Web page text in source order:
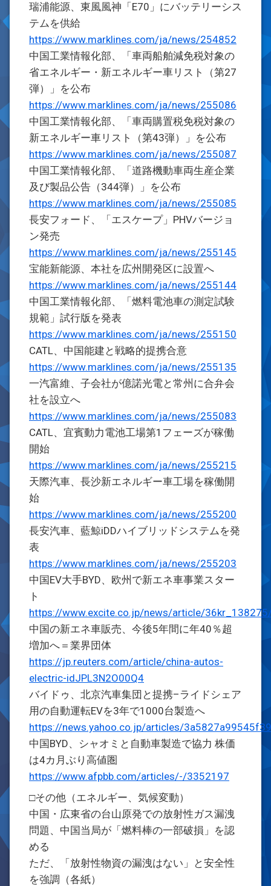
瑞浦能源、東風風神「E70」にバッテリーシス
テムを供給
https://www.marklines.com/ja/news/254852
中国工業情報化部、「車両船舶減免税対象の
省エネルギー・新エネルギー車リスト（第27
弾）」を公布
https://www.marklines.com/ja/news/255086
中国工業情報化部、「車両購置税免税対象の
新エネルギー車リスト（第43弾）」を公布
https://www.marklines.com/ja/news/255087
中国工業情報化部、「道路機動車両生産企業
及び製品公告（344弾）」を公布
https://www.marklines.com/ja/news/255085
長安フォード、「エスケープ」PHVバージョ
ン発売
https://www.marklines.com/ja/news/255145
宝能新能源、本社を広州開発区に設置へ
https://www.marklines.com/ja/news/255144
中国工業情報化部、「燃料電池車の測定試験
規範」試行版を発表
https://www.marklines.com/ja/news/255150
CATL、中国能建と戦略的提携合意
https://www.marklines.com/ja/news/255135
一汽富維、子会社が億諾光電と常州に合弁会
社を設立へ
https://www.marklines.com/ja/news/255083
CATL、宜賓動力電池工場第1フェーズが稼働
開始
https://www.marklines.com/ja/news/255215
天際汽車、長沙新エネルギー車工場を稼働開
始
https://www.marklines.com/ja/news/255200
長安汽車、藍鯨iDDハイブリッドシステムを発
表
https://www.marklines.com/ja/news/255203
中国EV大手BYD、欧州で新エネ車事業スター
ト
https://www.excite.co.jp/news/article/
中国の新エネ車販売、今後5年間に年40％超
増加へ＝業界団体
https://jp.reuters.com/article/china-autos-
electric-idJPL3N2O00Q4
バイドゥ、北京汽車集団と提携–ライドシェア
用の自動運転EVを3年で1000台製造へ
https://news.yahoo.co.jp/articles/
中国BYD、シャオミと自動車製造で協力 株価
は4カ月ぶり高値圏
https://www.afpbb.com/articles/-/3352197
□その他（エネルギー、気候変動）
中国・広東省の台山原発での放射性ガス漏洩
問題、中国当局が「燃料棒の一部破損」を認
める
ただ、「放射性物資の漏洩はない」と安全性
を強調（各紙）